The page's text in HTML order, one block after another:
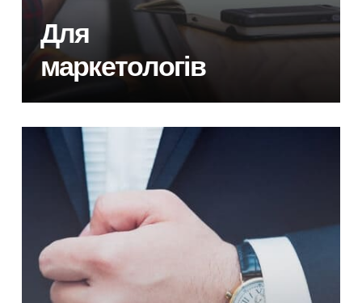
Для
маркетологів